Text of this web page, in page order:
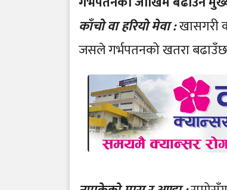
काँचो वा हरियो मेवा :खासगरी
जसले गर्भपतनको खतरा